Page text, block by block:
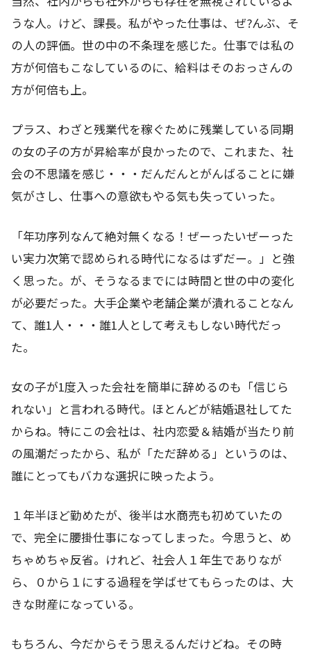
うな人。けど、課長。私がやった仕事は、ぜ?んぶ、そ
の人の評価。世の中の不条理を感じた。仕事では私の
方が何倍もこなしているのに、給料はそのおっさんの
方が何倍も上。
プラス、わざと残業代を稼ぐために残業している同期
の女の子の方が昇給率が良かったので、これまた、社
会の不思議を感じ・・・だんだんとがんばることに嫌
気がさし、仕事への意欲もやる気も失っていった。
「年功序列なんて絶対無くなる！ぜーったいぜーった
い実力次第で認められる時代になるはずだー。」と強
く思った。が、そうなるまでには時間と世の中の変化
が必要だった。大手企業や老舗企業が潰れることなん
て、誰1人・・・誰1人として考えもしない時代だっ
た。
女の子が1度入った会社を簡単に辞めるのも「信じら
れない」と言われる時代。ほとんどが結婚退社してた
からね。特にこの会社は、社内恋愛＆結婚が当たり前
の風潮だったから、私が「ただ辞める」というのは、
誰にとってもバカな選択に映ったよう。
１年半ほど勤めたが、後半は水商売も初めていたの
で、完全に腰掛仕事になってしまった。今思うと、め
ちゃめちゃ反省。けれど、社会人１年生でありなが
ら、０から１にする過程を学ばせてもらったのは、大
きな財産になっている。
もちろん、今だからそう思えるんだけどね。その時